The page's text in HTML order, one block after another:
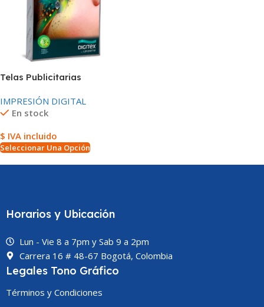
Telas Publicitarias
IMPRESIÓN DIGITAL
En stock
$ IVA incluido
Seleccionar Una Opción
Horarios y Ubicación
Lun - Vie 8 a 7pm y Sab 9 a 2pm
Carrera 16 # 48-67 Bogotá, Colombia
Legales Tono Gráfico
Términos y Condiciones